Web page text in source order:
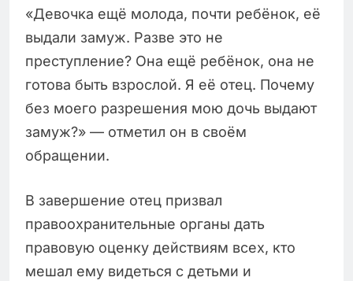
«Девочка ещё молода, почти ребёнок, её
выдали замуж. Разве это не
преступление? Она ещё ребёнок, она не
готова быть взрослой. Я её отец. Почему
без моего разрешения мою дочь выдают
замуж?» — отметил он в своём
обращении.
В завершение отец призвал
правоохранительные органы дать
правовую оценку действиям всех, кто
мешал ему видеться с детьми и